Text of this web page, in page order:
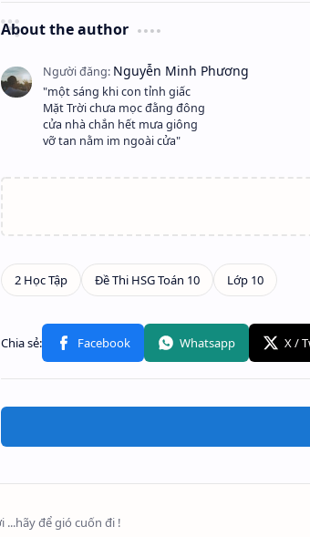
About the author
"một sáng khi con tỉnh giấc
Mặt Trời chưa mọc đằng đông
cửa nhà chắn hết mưa giông
vỡ tan nằm im ngoài cửa"